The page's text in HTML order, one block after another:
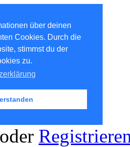
über deinen
Cookies. Durch die
stimmst du der
zu.
oder